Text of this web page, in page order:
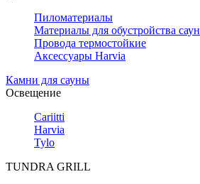
Пиломатериалы
Материалы для обустройства саун
Провода термостойкие
Аксессуары Harvia
Камни для сауны
Освещение
Cariitti
Harvia
Tylo
TUNDRA GRILL